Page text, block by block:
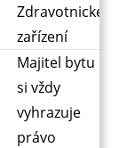
Zdravotnické
zařízení
Majitel bytu
si vždy
vyhrazuje
právo